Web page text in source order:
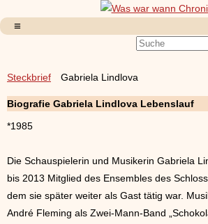
Steckbrief Gabriela Lindlova
Biografie Gabriela Lindlova Lebenslauf
*1985
Die Schauspielerin und Musikerin Gabriela
bis 2013 Mitglied des Ensembles des
dem sie später weiter als Gast tätig war.
André Fleming als Zwei-Mann-Band